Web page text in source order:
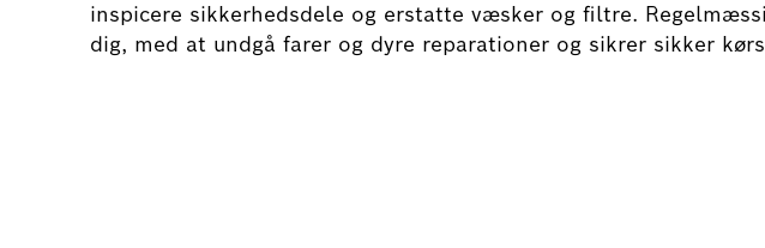
inspicere sikkerhedsdele og erstatte væsker og filtre.
dig, med at undgå farer og dyre reparationer og sikrer sikker